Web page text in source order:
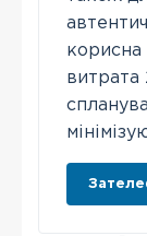
витрата